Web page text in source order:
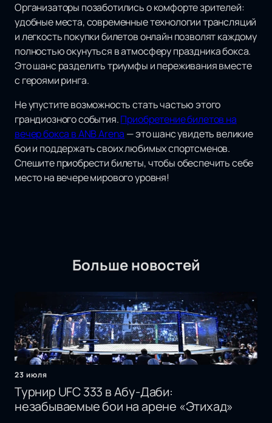
Организаторы позаботились о комфорте зрителей:
удобные места, современные технологии трансляций
и легкость покупки билетов онлайн позволят каждому
полностью окунуться в атмосферу праздника бокса.
Это шанс разделить триумфы и переживания вместе
с героями ринга.
Не упустите возможность стать частью этого
грандиозного события.Приобретение билетов на
вечер бокса в ANB Arena — это шанс увидеть великие
бои и поддержать своих любимых спортсменов.
Спешите приобрести билеты, чтобы обеспечить себе
место на вечере мирового уровня!
Больше новостей
23 июля
Турнир UFC 333 в Абу-Даби:
незабываемые бои на арене «Этихад»